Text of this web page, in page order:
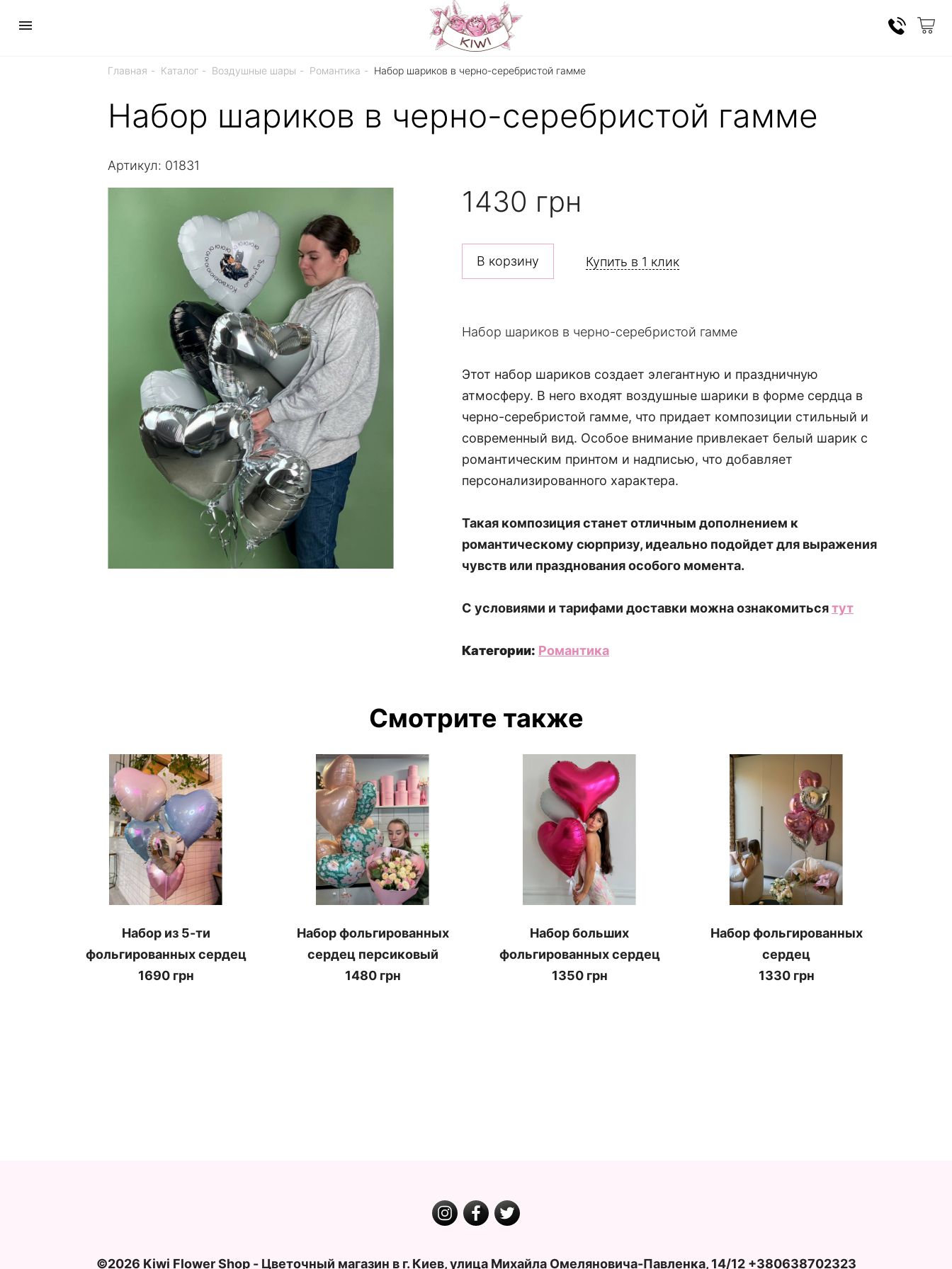
Главная Каталог Воздушные шары Романтика Набор шариков в черно-серебристой гамме
Набор шариков в черно-серебристой гамме
Артикул: 01831
1430 грн
Купить в 1 клик
Набор шариков в черно-серебристой гамме
Этот набор шариков создает элегантную и праздничную
атмосферу. В него входят воздушные шарики в форме сердца в
черно-серебристой гамме, что придает композиции стильный и
современный вид. Особое внимание привлекает белый шарик с
романтическим принтом и надписью, что добавляет
персонализированного характера.
Такая композиция станет отличным дополнением к
романтическому сюрпризу, идеально подойдет для выражения
чувств или празднования особого момента.
С условиями и тарифами доставки можна ознакомитьсятут
Категории: Романтика
Смотрите также
Набор из 5-ти
фольгированных сердец
1690 грн
Набор фольгированных
сердец персиковый
1480 грн
Набор больших
фольгированных сердец
1350 грн
Набор фольгированных
сердец
1330 грн
©2026 Kiwi Flower Shop - Цветочный магазин в г. Киев, улица Михайла Омеляновича-Павленка, 14/12 +380638702323